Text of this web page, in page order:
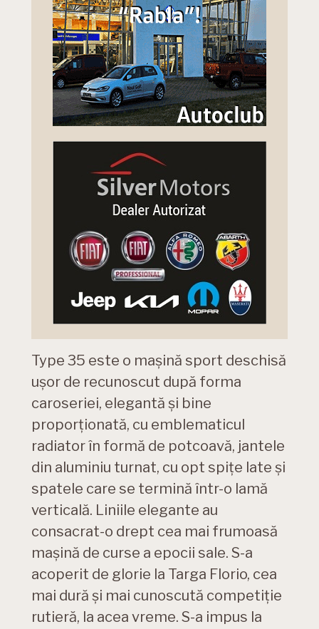
Type 35 este o mașină sport deschisă
ușor de recunoscut după forma
caroseriei, elegantă și bine
proporționată, cu emblematicul
radiator în formă de potcoavă, jantele
din aluminiu turnat, cu opt spițe late și
spatele care se termină într-o lamă
verticală. Liniile elegante au
consacrat-o drept cea mai frumoasă
mașină de curse a epocii sale. S-a
acoperit de glorie la Targa Florio, cea
mai dură și mai cunoscută competiție
rutieră, la acea vreme. S-a impus la